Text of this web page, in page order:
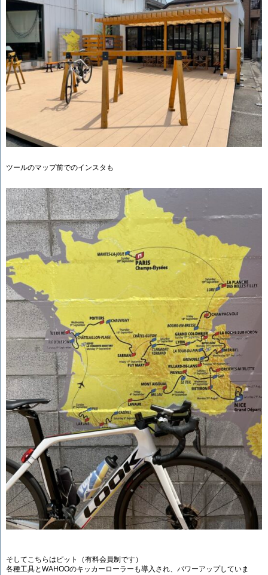
ツールのマップ前でのインスタも
そしてこちらはピット（有料会員制です）
各種工具とWAHOOのキッカーローラーも導入され、パワーアップしていま